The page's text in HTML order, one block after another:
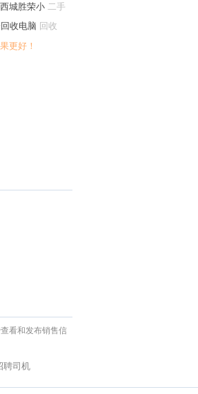
城胜荣小 二手
收电脑 回收
更好！
看和发布销售信
聘司机